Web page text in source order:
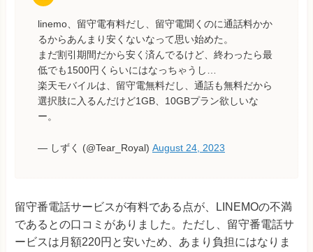
linemo、留守電有料だし、留守電聞くのに通話料かか
るからあんまり安くないなって思い始めた。
まだ割引期間だから安く済んでるけど、終わったら最
低でも1500円くらいにはなっちゃうし…
楽天モバイルは、留守電無料だし、通話も無料だから
選択肢に入るんだけど1GB、10GBプラン欲しいな
ー。
— しずく (@Tear_Royal) August 24, 2023
留守番電話サービスが有料である点が、LINEMOの不満
であるとの口コミがありました。ただし、留守番電話サ
ービスは月額220円と安いため、あまり負担にはなりま